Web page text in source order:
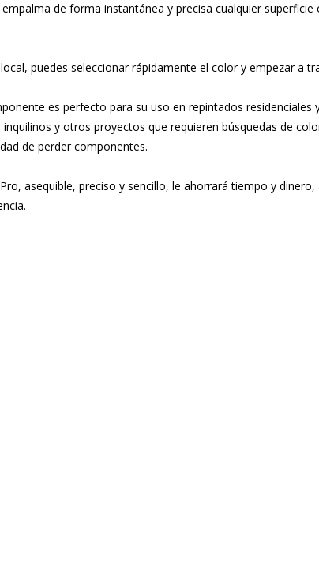
de forma instantánea y precisa cualquier
puedes seleccionar rápidamente el color y empezar a
es perfecto para su uso en repintados residenciales
y otros proyectos que requieren búsquedas de
de perder componentes.
asequible, preciso y sencillo, le ahorrará tiempo y